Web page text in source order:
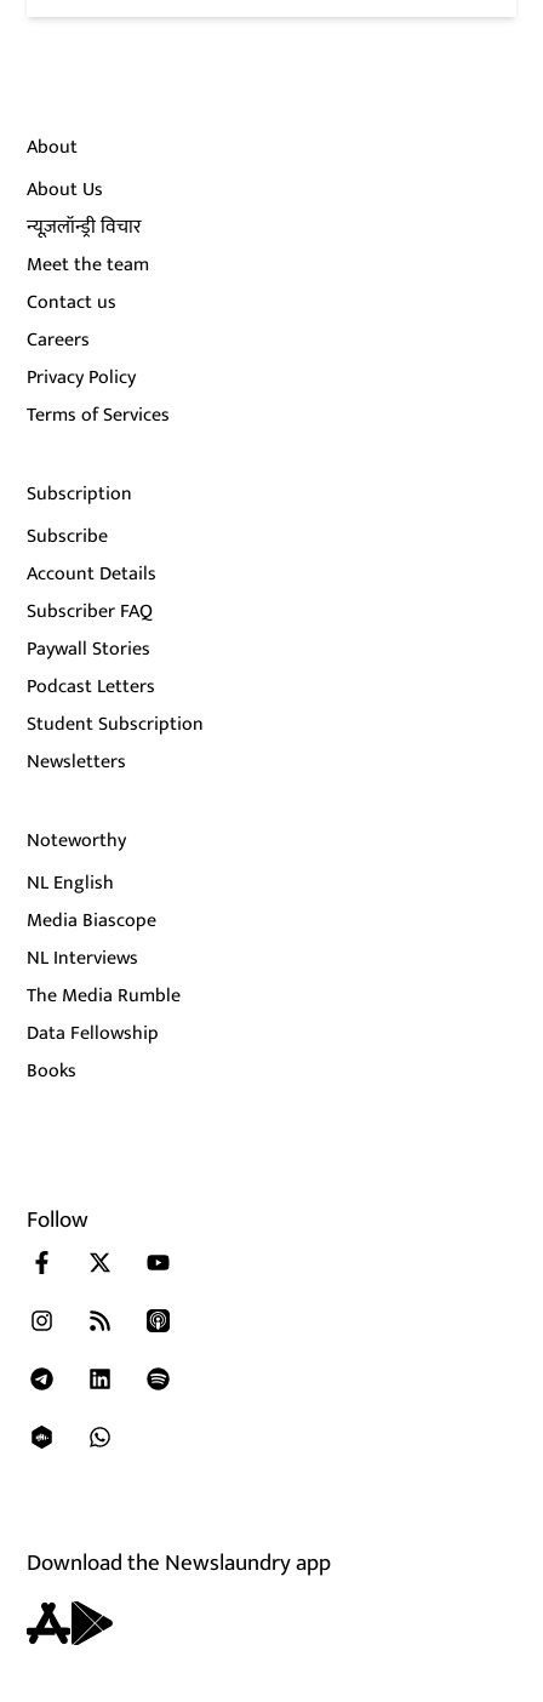
About
About Us
न्यूज़लॉन्ड्री विचार
Meet the team
Contact us
Careers
Privacy Policy
Terms of Services
Subscription
Subscribe
Account Details
Subscriber FAQ
Paywall Stories
Podcast Letters
Student Subscription
Newsletters
Noteworthy
NL English
Media Biascope
NL Interviews
The Media Rumble
Data Fellowship
Books
Follow
Download the Newslaundry app